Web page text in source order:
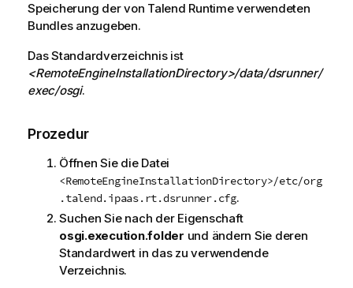
Speicherung der von Talend Runtimeverwendeten
Bundles anzugeben.
Das Standardverzeichnis ist
<RemoteEngineInstallationDirectory>/data/dsrunner/
exec/osgi.
Prozedur
Öffnen Sie die Datei
<RemoteEngineInstallationDirectory>/etc/org
.talend.ipaas.rt.dsrunner.cfg.
Suchen Sie nach der Eigenschaft
osgi.execution.folder und ändern Sie deren
Standardwert in das zu verwendende
Verzeichnis.